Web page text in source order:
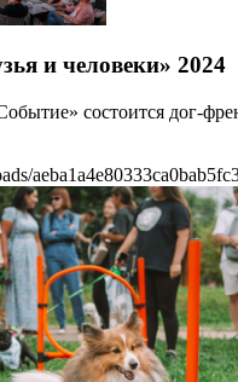
и человеки» 2024
состоится дог-